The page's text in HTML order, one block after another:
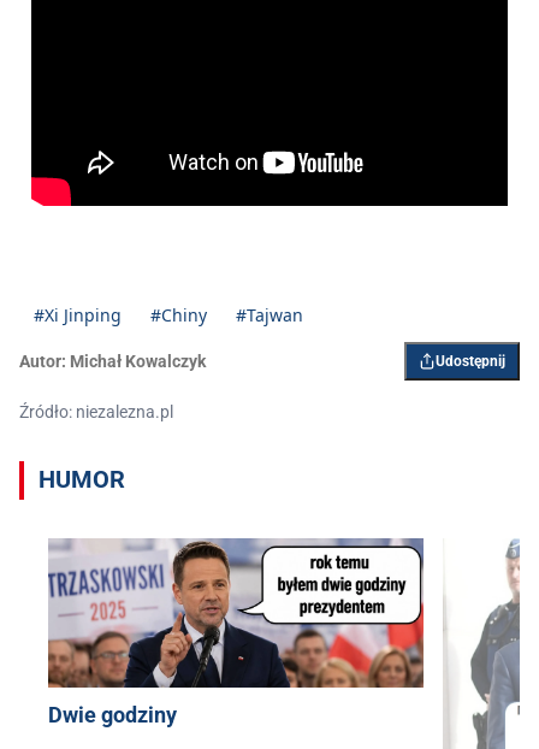
#Xi Jinping #Chiny #Tajwan
Autor: Michał Kowalczyk Udostępnij
Źródło: niezalezna.pl
HUMOR
Dwie godziny